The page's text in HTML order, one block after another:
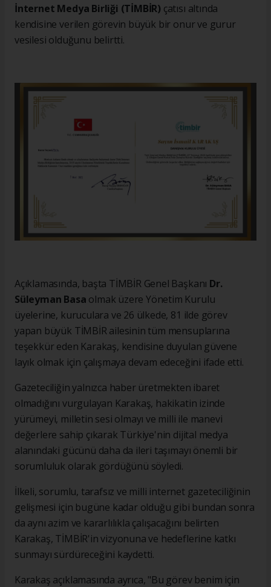
İnternet Medya Birliği (TİMBİR) çatısı altında
kendisine verilen görevin büyük bir onur ve gurur
vesilesi olduğunu belirtti.
Açıklamasında, başta TİMBİR Genel Başkanı Dr.
Süleyman Basa olmak üzere Yönetim Kurulu
üyelerine, kuruculara ve 26 ülkede, 81 ilde görev
yapan büyük TİMBİR ailesinin tüm mensuplarına
teşekkür eden Karakaş, kendisine duyulan güvene
layık olmak için çalışmaya devam edeceğini ifade etti.
Gazeteciliğin yalnızca haber üretmekten ibaret
olmadığını vurgulayan Karakaş, hakikatin izinde
yürümeyi, milletin sesi olmayı ve milli ile manevi
değerlere sahip çıkarak Türkiye'nin dijital medya
alanındaki gücünü daha da ileri taşımayı önemli bir
sorumluluk olarak gördüğünü söyledi.
İlkeli, sorumlu, tarafsız ve milli internet gazeteciliğinin
gelişmesi için bugüne kadar olduğu gibi bundan sonra
da aynı azim ve kararlılıkla çalışacağını belirten
Karakaş, TİMBİR'in vizyonuna ve hedeflerine katkı
sunmayı sürdüreceğini kaydetti.
Karakaş açıklamasında ayrıca, "Bu görev benim için